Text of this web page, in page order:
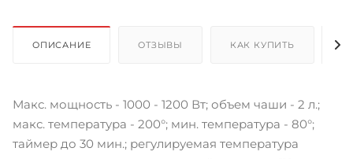
ОПИСАНИЕ ОТЗЫВЫ КАК КУПИТЬ
Макс. мощность - 1000 - 1200 Вт; объем чаши - 2 л.;
макс. температура - 200°; мин. температура - 80°;
таймер до 30 мин.; регулируемая температура